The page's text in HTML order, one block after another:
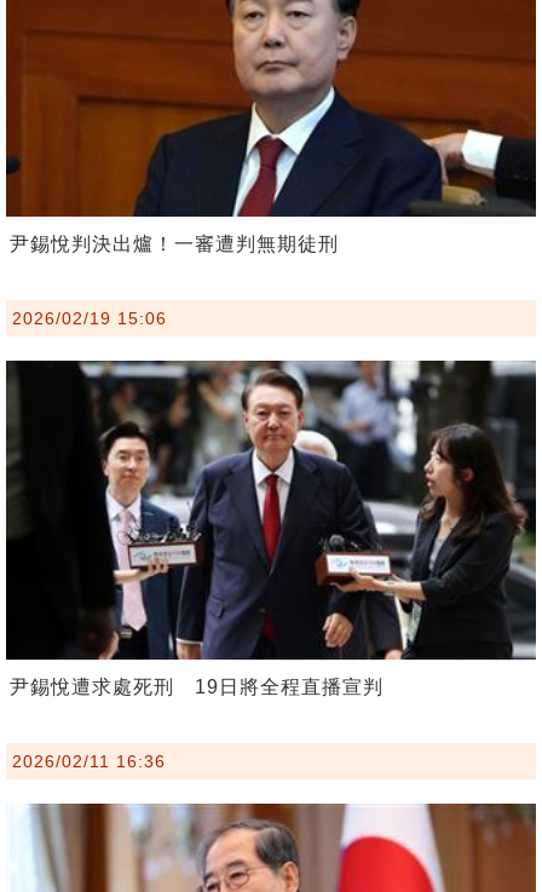
尹錫悅判決出爐！一審遭判無期徒刑
2026/02/19 15:06
尹錫悅遭求處死刑 19日將全程直播宣判
2026/02/11 16:36